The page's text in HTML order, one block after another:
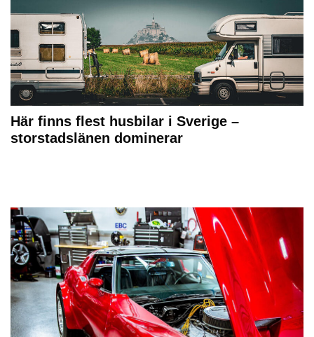
Här finns flest husbilar i Sverige –
storstadslänen dominerar